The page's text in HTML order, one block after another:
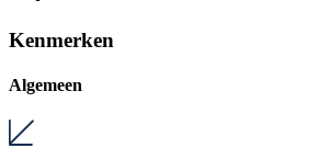
Kenmerken
Algemeen